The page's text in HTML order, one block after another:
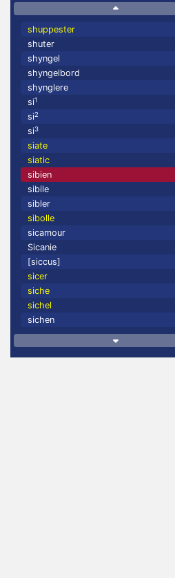
shuppester
shuter
shyngel
shyngelbord
shynglere
si1
si2
si3
siate
siatic
sibien
sibile
sibler
sibolle
sicamour
Sicanie
[siccus]
sicer
siche
sichel
sichen